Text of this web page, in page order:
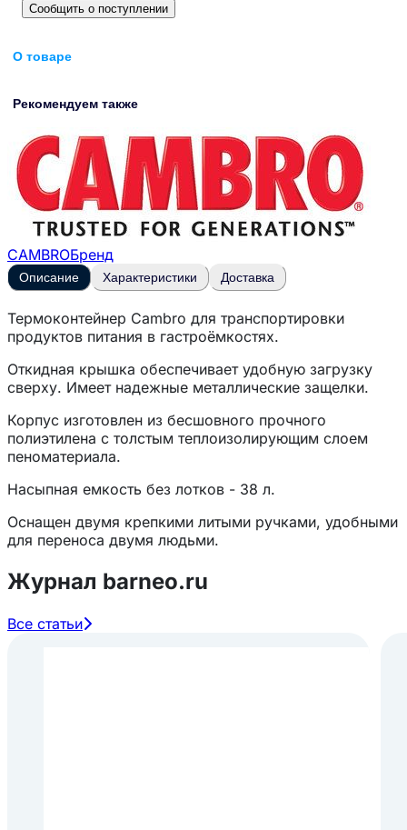
Сообщить о поступлении
О товаре
Рекомендуем также
CAMBROБренд
Описание Характеристики Доставка
Термоконтейнер Cambro для транспортировки
продуктов питания в гастроёмкостях.
Откидная крышка обеспечивает удобную загрузку
сверху. Имеет надежные металлические защелки.
Корпус изготовлен из бесшовного прочного
полиэтилена с толстым теплоизолирующим слоем
пеноматериала.
Насыпная емкость без лотков - 38 л.
Оснащен двумя крепкими литыми ручками, удобными
для переноса двумя людьми.
Оптимальная температура металлических
гастроемкостей помещаемых в контейнер - 82 °С -88
Журнал barneo.ru
Все статьи